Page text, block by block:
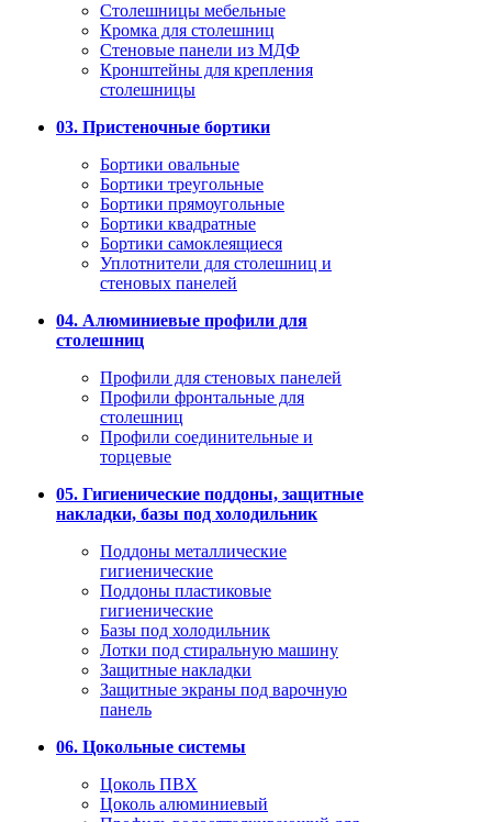
Столешницы мебельные
Кромка для столешниц
Стеновые панели из МДФ
Кронштейны для крепления
столешницы
03. Пристеночные бортики
Бортики овальные
Бортики треугольные
Бортики прямоугольные
Бортики квадратные
Бортики самоклеящиеся
Уплотнители для столешниц и
стеновых панелей
04. Алюминиевые профили для
столешниц
Профили для стеновых панелей
Профили фронтальные для
столешниц
Профили соединительные и
торцевые
05. Гигиенические поддоны, защитные
накладки, базы под холодильник
Поддоны металлические
гигиенические
Поддоны пластиковые
гигиенические
Базы под холодильник
Лотки под стиральную машину
Защитные накладки
Защитные экраны под варочную
панель
06. Цокольные системы
Цоколь ПВХ
Цоколь алюминиевый